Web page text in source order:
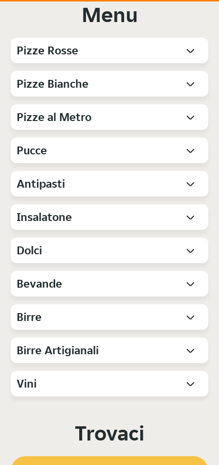
Menu
Pizze Rosse
Pizze Bianche
Pizze al Metro
Pucce
Antipasti
Insalatone
Dolci
Bevande
Birre
Birre Artigianali
Vini
Trovaci